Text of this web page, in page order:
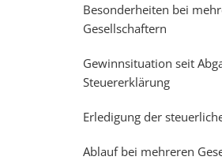
Besonderheiten bei
Gesellschaftern
Gewinnsituation seit
Steuererklärung
Erledigung der
Ablauf bei mehreren